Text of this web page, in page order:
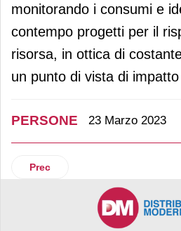
monitorando i consumi e
contempo progetti per il
risorsa, in ottica di
un punto di vista di
PERSONE 23 Marzo 2023
Articolo precedente: Cbre
Prec